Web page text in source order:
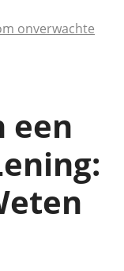
onverwachte
een